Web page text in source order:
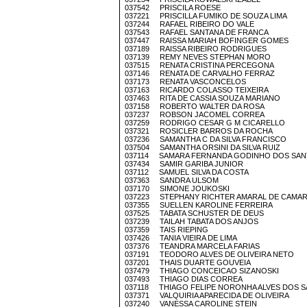
037542 PRISCILA ROESE
037221 PRISCILLA FUMIKO DE SOUZA LIMA
037244 RAFAEL RIBEIRO DO VALE
037543 RAFAEL SANTANA DE FRANCA
037447 RAISSA MARIAH BOFINGER GOMES
037189 RAISSA RIBEIRO RODRIGUES
037139 REMY NEVES STEPHAN MORO
037515 RENATA CRISTINA PERCEGONA
037146 RENATA DE CARVALHO FERRAZ
037173 RENATA VASCONCELOS
037163 RICARDO COLASSO TEIXEIRA
037463 RITA DE CASSIA SOUZA MARIANO
037158 ROBERTO WALTER DA ROSA
037237 ROBSON JACOMEL CORREA
037259 RODRIGO CESAR G M CICARELLO
037321 ROSICLER BARROS DA ROCHA
037236 SAMANTHA C DA SILVA FRANCISCO
037504 SAMANTHA ORSINI DA SILVA RUIZ
037114 SAMARA FERNANDA GODINHO DOS
037434 SAMIR GARIBA JUNIOR
037112 SAMUEL SILVA DA COSTA
037363 SANDRA ULSOM
037170 SIMONE JOUKOSKI
037223 STEPHANY RICHTER AMARAL DE
037355 SUELLEN KAROLINE FERREIRA
037525 TABATA SCHUSTER DE DEUS
037239 TAILAH TABATA DOS ANJOS
037359 TAIS RIEPING
037426 TANIA VIEIRA DE LIMA
037376 TEANDRA MARCELA FARIAS
037191 TEODORO ALVES DE OLIVEIRA NETO
037201 THAIS DUARTE GOUVEIA
037479 THIAGO CONCEICAO SIZANOSKI
037493 THIAGO DIAS CORREA
037118 THIAGO FELIPE NORONHA ALVES DOS
037371 VALQUIRIA APARECIDA DE OLIVEIRA
037240 VANESSA CAROLINE STEIN